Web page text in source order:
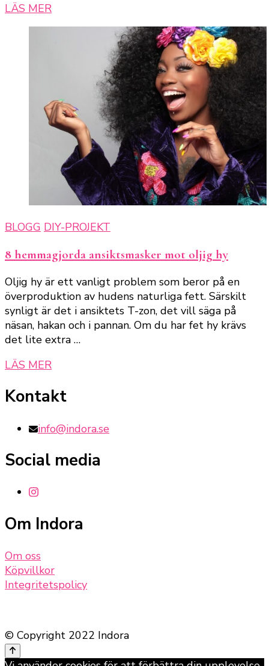
LÄS MER
BLOGG DIY-PROJEKT
8 hemmagjorda ansiktsmasker mot oljig hy
Oljig hy är ett vanligt problem som beror på en
överproduktion av hudens naturliga fett. Särskilt
synligt är det i ansiktets T-zon, det vill säga på
näsan, hakan och i pannan. Om du har fet hy krävs
det lite extra …
LÄS MER
Kontakt
info@indora.se
Social media
Om Indora
Om oss
Köpvillkor
Integritetspolicy
© Copyright 2022 Indora